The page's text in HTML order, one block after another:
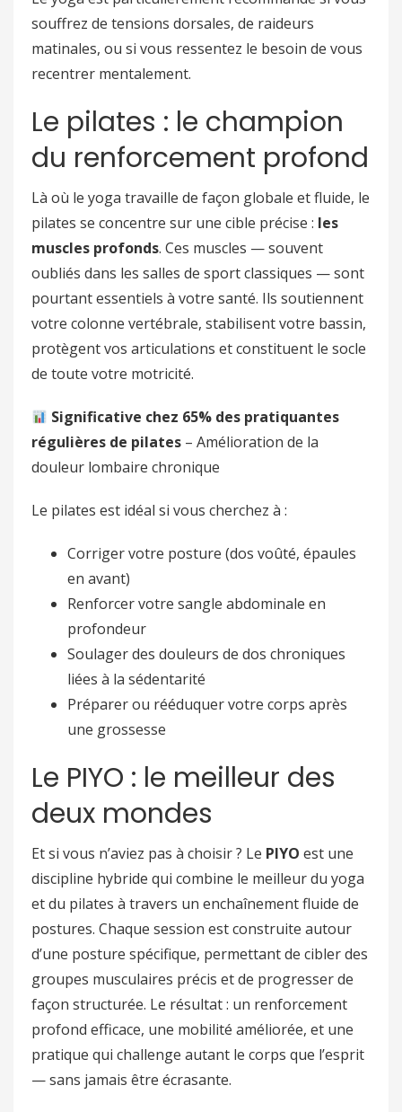
souffrez de tensions dorsales, de raideurs
matinales, ou si vous ressentez le besoin de vous
recentrer mentalement.
Le pilates : le champion
du renforcement profond
Là où le yoga travaille de façon globale et fluide, le
pilates se concentre sur une cible précise : les
muscles profonds. Ces muscles — souvent
oubliés dans les salles de sport classiques — sont
pourtant essentiels à votre santé. Ils soutiennent
votre colonne vertébrale, stabilisent votre bassin,
protègent vos articulations et constituent le socle
de toute votre motricité.
Significative chez 65% des pratiquantes
régulières de pilates – Amélioration de la
douleur lombaire chronique
Le pilates est idéal si vous cherchez à :
Corriger votre posture (dos voûté, épaules
en avant)
Renforcer votre sangle abdominale en
profondeur
Soulager des douleurs de dos chroniques
liées à la sédentarité
Préparer ou rééduquer votre corps après
une grossesse
Le PIYO : le meilleur des
deux mondes
Et si vous n’aviez pas à choisir ? Le PIYO est une
discipline hybride qui combine le meilleur du yoga
et du pilates à travers un enchaînement fluide de
postures. Chaque session est construite autour
d’une posture spécifique, permettant de cibler des
groupes musculaires précis et de progresser de
façon structurée. Le résultat : un renforcement
profond efficace, une mobilité améliorée, et une
pratique qui challenge autant le corps que l’esprit
— sans jamais être écrasante.